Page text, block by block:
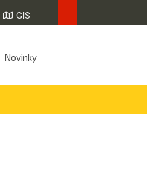
GIS
Novinky